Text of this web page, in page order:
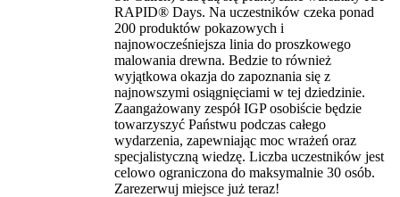
RAPID® Days. Na uczestników czeka ponad
200 produktów pokazowych i
najnowocześniejsza linia do proszkowego
malowania drewna. Bedzie to również
wyjątkowa okazja do zapoznania się z
najnowszymi osiągnięciami w tej dziedzinie.
Zaangażowany zespół IGP osobiście będzie
towarzyszyć Państwu podczas całego
wydarzenia, zapewniając moc wrażeń oraz
specjalistyczną wiedzę. Liczba uczestników jest
celowo ograniczona do maksymalnie 30 osób.
Zarezerwuj miejsce już teraz!